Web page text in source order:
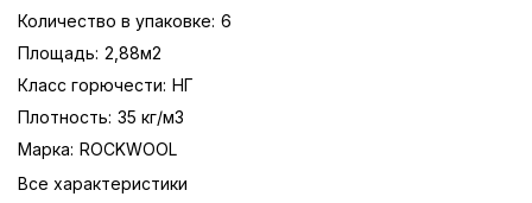
Количество в упаковке: 6
Площадь: 2,88м2
Класс горючести: НГ
Плотность: 35 кг/м3
Марка: ROCKWOOL
Все характеристики